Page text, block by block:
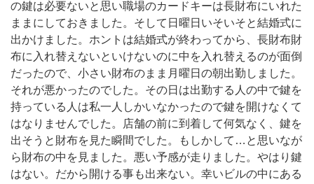
の鍵は必要ないと思い職場のカードキーは長財布にいれた
ままにしておきました。そして日曜日いそいそと結婚式に
出かけました。ホントは結婚式が終わってから、長財布財
布に入れ替えないといけないのに中を入れ替えるのが面倒
だったので、小さい財布のまま月曜日の朝出勤しました。
それが悪かったのでした。その日は出勤する人の中で鍵を
持っている人は私一人しかいなかったので鍵を開けなくて
はなりませんでした。店舗の前に到着して何気なく、鍵を
出そうと財布を見た瞬間でした。もしかして…と思いなが
ら財布の中を見ました。悪い予感が走りました。やはり鍵
はない。だから開ける事も出来ない。幸いビルの中にある